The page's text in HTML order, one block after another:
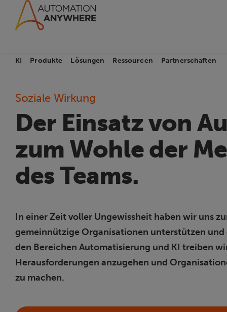
KI Produkte Lösungen Ressourcen Partnerschaften
Soziale Wirkung
Der Einsatz von
zum Wohle der
des Teams.
In einer Zeit voller Ungewissheit haben wir uns
gemeinnützige Organisationen unterstützen und
den Bereichen Automatisierung und KI treiben
Herausforderungen anzugehen und
zu machen.